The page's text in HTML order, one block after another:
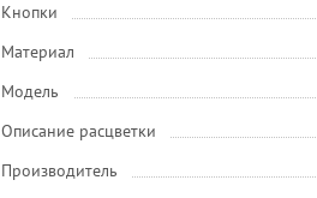
Кнопки
Материал
Модель
Описание расцветки
Производитель